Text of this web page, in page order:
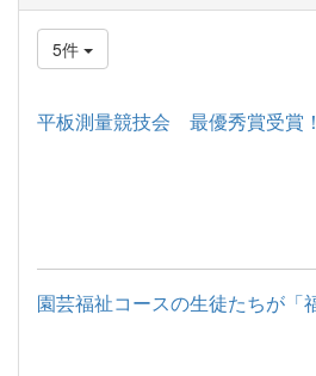
5件
平板測量競技会 最優秀賞受賞！